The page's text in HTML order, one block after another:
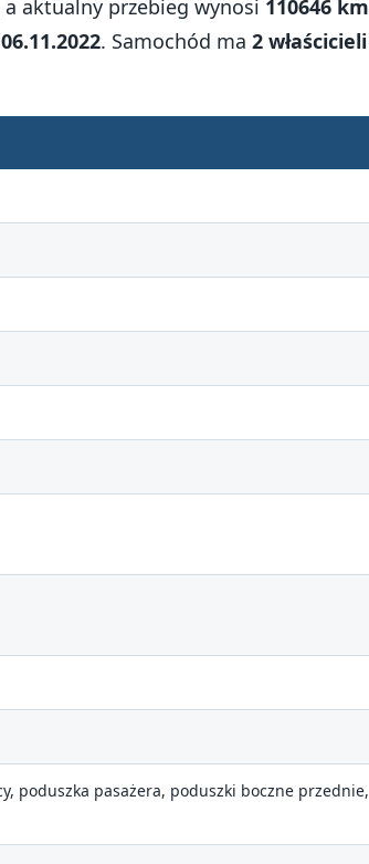
a aktualny przebieg wynosi 110646 km
06.11.2022. Samochód ma 2 właścicieli
poduszka pasażera, poduszki boczne przednie,